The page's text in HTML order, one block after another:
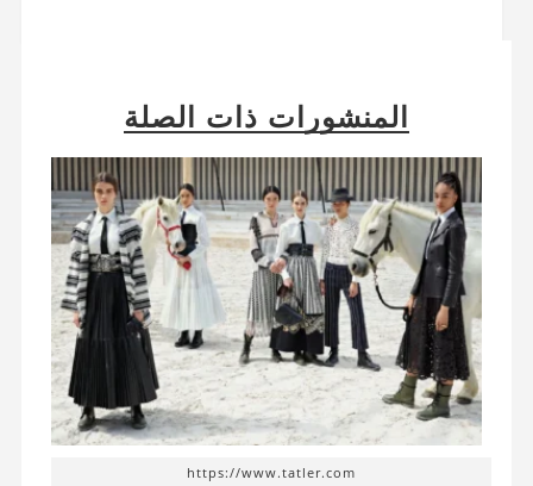
المنشورات ذات الصلة
https://www.tatler.com